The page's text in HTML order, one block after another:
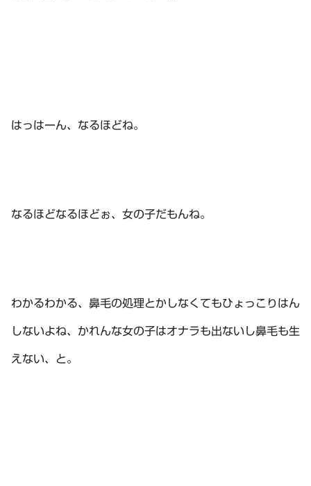
はっはーん、なるほどね。
なるほどなるほどぉ、女の子だもんね。
わかるわかる、鼻毛の処理とかしなくてもひょっこりはん
しないよね、かれんな女の子はオナラも出ないし鼻毛も生
えない、と。